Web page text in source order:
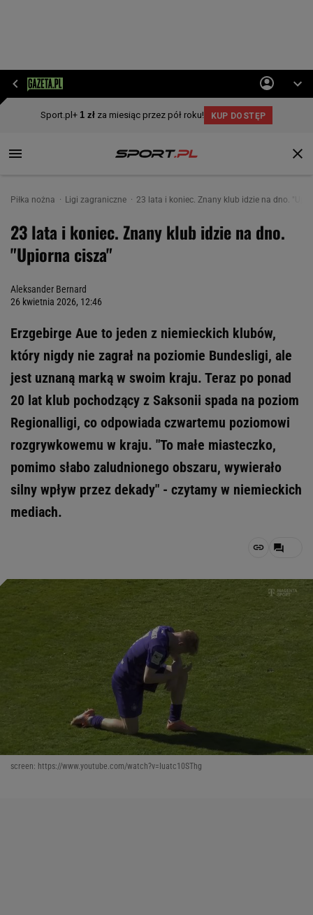
Piłka nożna Ligi zagraniczne 23 lata i koniec. Znany klub idzie na dno.
23 lata i koniec. Znany klub idzie na dno.
"Upiorna cisza"
Aleksander Bernard
26 kwietnia 2026, 12:46
Erzgebirge Aue to jeden z niemieckich klubów,
który nigdy nie zagrał na poziomie Bundesligi, ale
jest uznaną marką w swoim kraju. Teraz po ponad
20 lat klub pochodzący z Saksonii spada na poziom
Regionalligi, co odpowiada czwartemu poziomowi
rozgrywkowemu w kraju. "To małe miasteczko,
pomimo słabo zaludnionego obszaru, wywierało
silny wpływ przez dekady" - czytamy w niemieckich
mediach.
screen: https://www.youtube.com/watch?v=Iuatc10SThg